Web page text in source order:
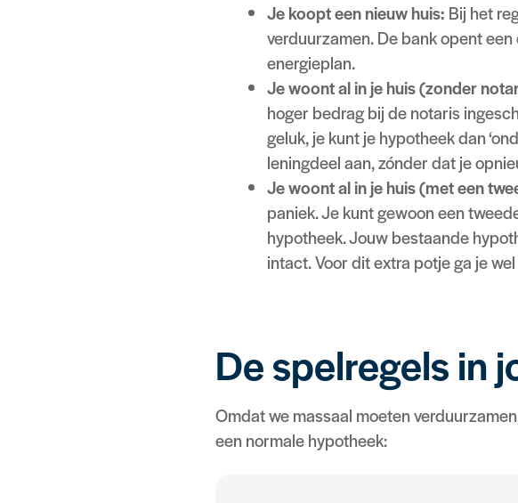
Je koopt een nieuw huis: Bij het
verduurzamen. De bank opent
energieplan.
Je woont al in je huis (zonder
hoger bedrag bij de notaris
geluk, je kunt je hypotheek dan
leningdeel aan, zónder dat je
Je woont al in je huis (met een
paniek. Je kunt gewoon een
hypotheek. Jouw bestaande
intact. Voor dit extra potje ga je
De spelregels in
Omdat we massaal moeten
een normale hypotheek: